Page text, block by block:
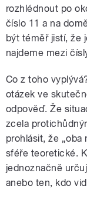
rozhlédnout po
číslo 11 a na
být téměř jistí, že
najdeme mezi
Co z toho
otázek ve
odpověď. Že
zcela
prohlásit, že „oba
sféře teoretické.
jednoznačně
anebo ten, kdo